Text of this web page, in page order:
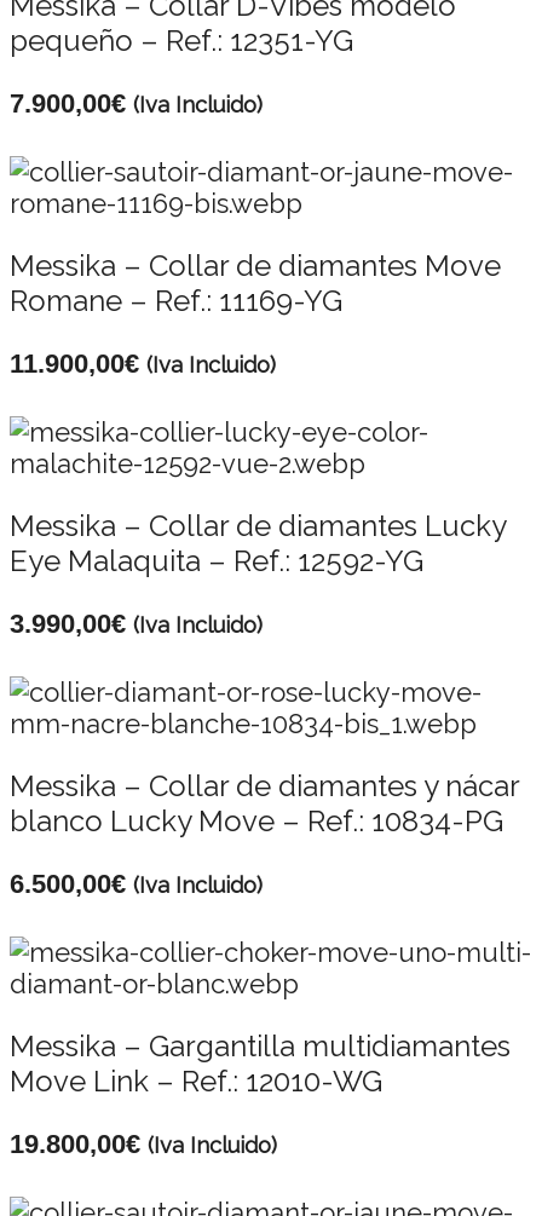
pequeño – Ref.: 12351-YG
7.900,00€ (Iva Incluido)
Messika – Collar de diamantes Move
Romane – Ref.: 11169-YG
11.900,00€ (Iva Incluido)
Messika – Collar de diamantes Lucky
Eye Malaquita – Ref.: 12592-YG
3.990,00€ (Iva Incluido)
Messika – Collar de diamantes y nácar
blanco Lucky Move – Ref.: 10834-PG
6.500,00€ (Iva Incluido)
Messika – Gargantilla multidiamantes
Move Link – Ref.: 12010-WG
19.800,00€ (Iva Incluido)